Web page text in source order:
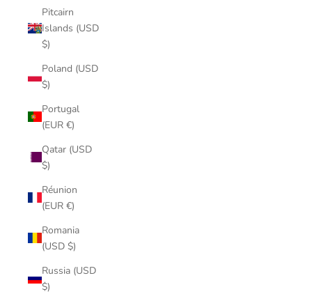
Pitcairn
Islands (USD
$)
Poland (USD
$)
Portugal
(EUR €)
Qatar (USD
$)
Réunion
(EUR €)
Romania
(USD $)
Russia (USD
$)